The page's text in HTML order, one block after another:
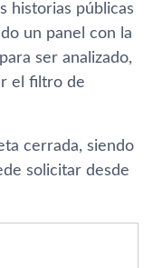
historias públicas
un panel con la
ser analizado,
el filtro de
cerrada, siendo
solicitar desde